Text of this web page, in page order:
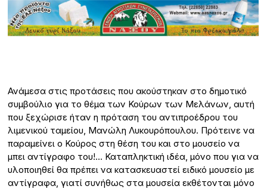
Ανάμεσα στις προτάσεις που ακούστηκαν στο δημοτικό
συμβούλιο για το θέμα των Κούρων των Μελάνων, αυτή
που ξεχώρισε ήταν η πρόταση του αντιπροέδρου του
λιμενικού ταμείου, Μανώλη Λυκουρόπουλου. Πρότεινε να
παραμείνει ο Κούρος στη θέση του και στο μουσείο να
μπει αντίγραφο του!… Καταπληκτική ιδέα, μόνο που για να
υλοποιηθεί θα πρέπει να κατασκευαστεί ειδικό μουσείο με
αντίγραφα, γιατί συνήθως στα μουσεία εκθέτονται μόνο